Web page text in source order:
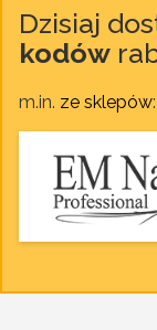
Dzisiaj
kodów
m.in. ze sklepów: